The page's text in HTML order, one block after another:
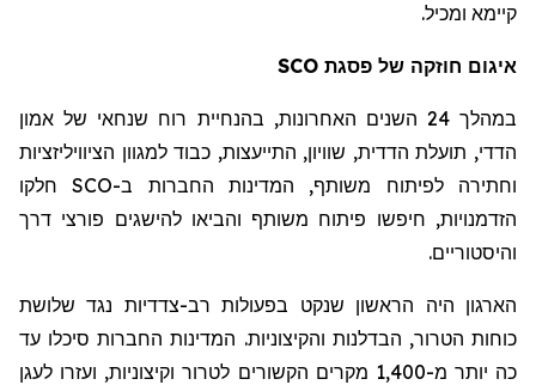
קיימא ומכיל.
איגום חוזקה של פסגת SCO
במהלך 24 השנים האחרונות, בהנחיית רוח שנחאי של אמון
הדדי, תועלת הדדית, שוויון, התייעצות, כבוד למגוון הציוויליזציות
וחתירה לפיתוח משותף, המדינות החברות ב-SCO חלקו
הזדמנויות, חיפשו פיתוח משותף והביאו להישגים פורצי דרך
והיסטוריים.
הארגון היה הראשון שנקט בפעולות רב-צדדיות נגד שלושת
כוחות הטרור, הבדלנות והקיצוניות. המדינות החברות סיכלו עד
כה יותר מ-1,400 מקרים הקשורים לטרור וקיצוניות, ועזרו לעגן